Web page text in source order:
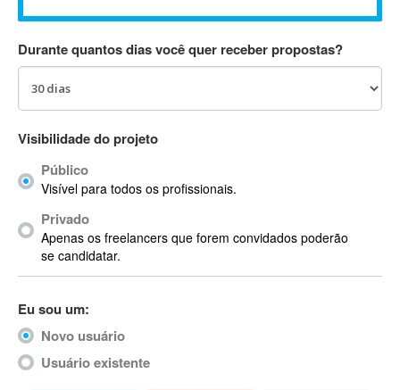
AC3
ACID Pro
ACPI
Acrobat
Acrobat X
Acronis
ACT
Actimize
ActionScript
ActionScript 3
Durante quantos dias você quer receber propostas?
Visibilidade do projeto
Público
Visível para todos os profissionais.
Privado
Apenas os freelancers que forem convidados poderão
se candidatar.
Eu sou um:
Novo usuário
Usuário existente